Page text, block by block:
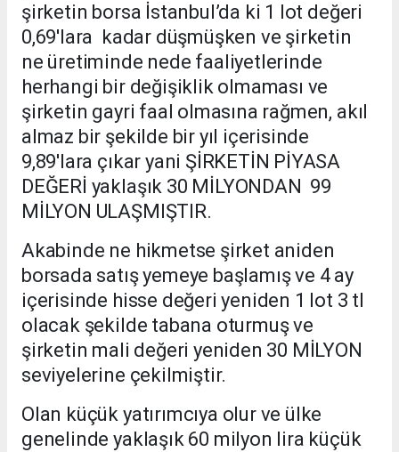
şirketin borsa İstanbul’da ki 1 lot değeri
0,69'lara kadar düşmüşken ve şirketin
ne üretiminde nede faaliyetlerinde
herhangi bir değişiklik olmaması ve
şirketin gayri faal olmasına rağmen, akıl
almaz bir şekilde bir yıl içerisinde
9,89'lara çıkar yani ŞİRKETİN PİYASA
DEĞERİ yaklaşık 30 MİLYONDAN 99
MİLYON ULAŞMIŞTIR.
Akabinde ne hikmetse şirket aniden
borsada satış yemeye başlamış ve 4 ay
içerisinde hisse değeri yeniden 1 lot 3 tl
olacak şekilde tabana oturmuş ve
şirketin mali değeri yeniden 30 MİLYON
seviyelerine çekilmiştir.
Olan küçük yatırımcıya olur ve ülke
genelinde yaklaşık 60 milyon lira küçük